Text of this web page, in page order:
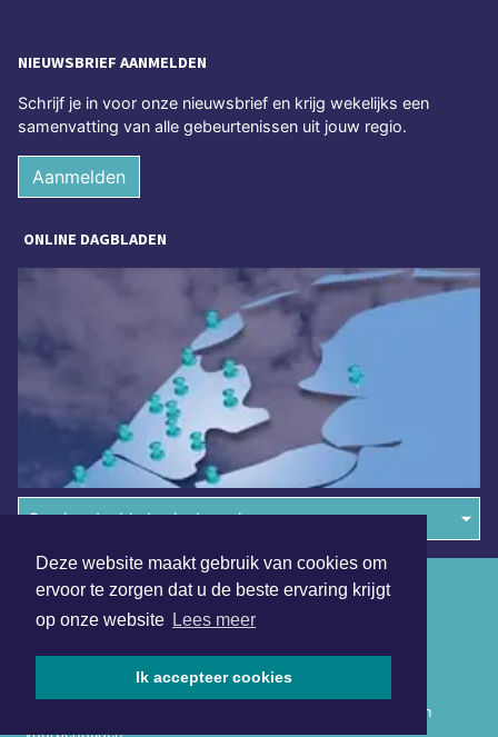
Deze website maakt gebruik van cookies om
ervoor te zorgen dat u de beste ervaring krijgt
op onze website Lees meer
Ik accepteer cookies
NIEUWSBRIEF AANMELDEN
Schrijf je in voor onze nieuwsbrief en krijg wekelijks een
samenvatting van alle gebeurtenissen uit jouw regio.
Aanmelden
ONLINE DAGBLADEN
Overige dagbladen in de regio
Copyright (c) 2026 | Rotterdammerdagblad.nl - Alle rechten
voorbehouden
Algemene voorwaarden
Disclaimer